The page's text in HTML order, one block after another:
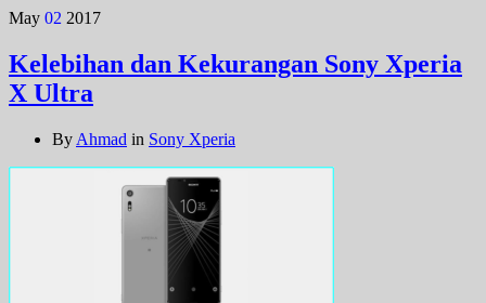
May 02 2017
Kelebihan dan Kekurangan Sony Xperia
X Ultra
By Ahmad in Sony Xperia